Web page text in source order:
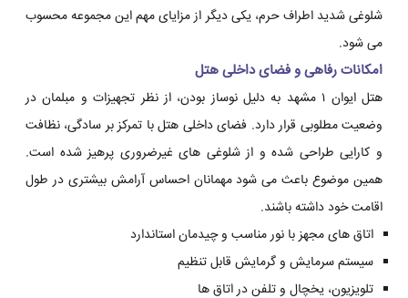
شلوغی شدید اطراف حرم، یکی دیگر از مزایای مهم این مجموعه محسوب
می شود.
امکانات رفاهی و فضای داخلی هتل
هتل ایوان ۱ مشهد به دلیل نوساز بودن، از نظر تجهیزات و مبلمان در
وضعیت مطلوبی قرار دارد. فضای داخلی هتل با تمرکز بر سادگی، نظافت
و کارایی طراحی شده و از شلوغی های غیرضروری پرهیز شده است.
همین موضوع باعث می شود مهمانان احساس آرامش بیشتری در طول
اقامت خود داشته باشند.
اتاق های مجهز با نور مناسب و چیدمان استاندارد
سیستم سرمایش و گرمایش قابل تنظیم
تلویزیون، یخچال و تلفن در اتاق ها